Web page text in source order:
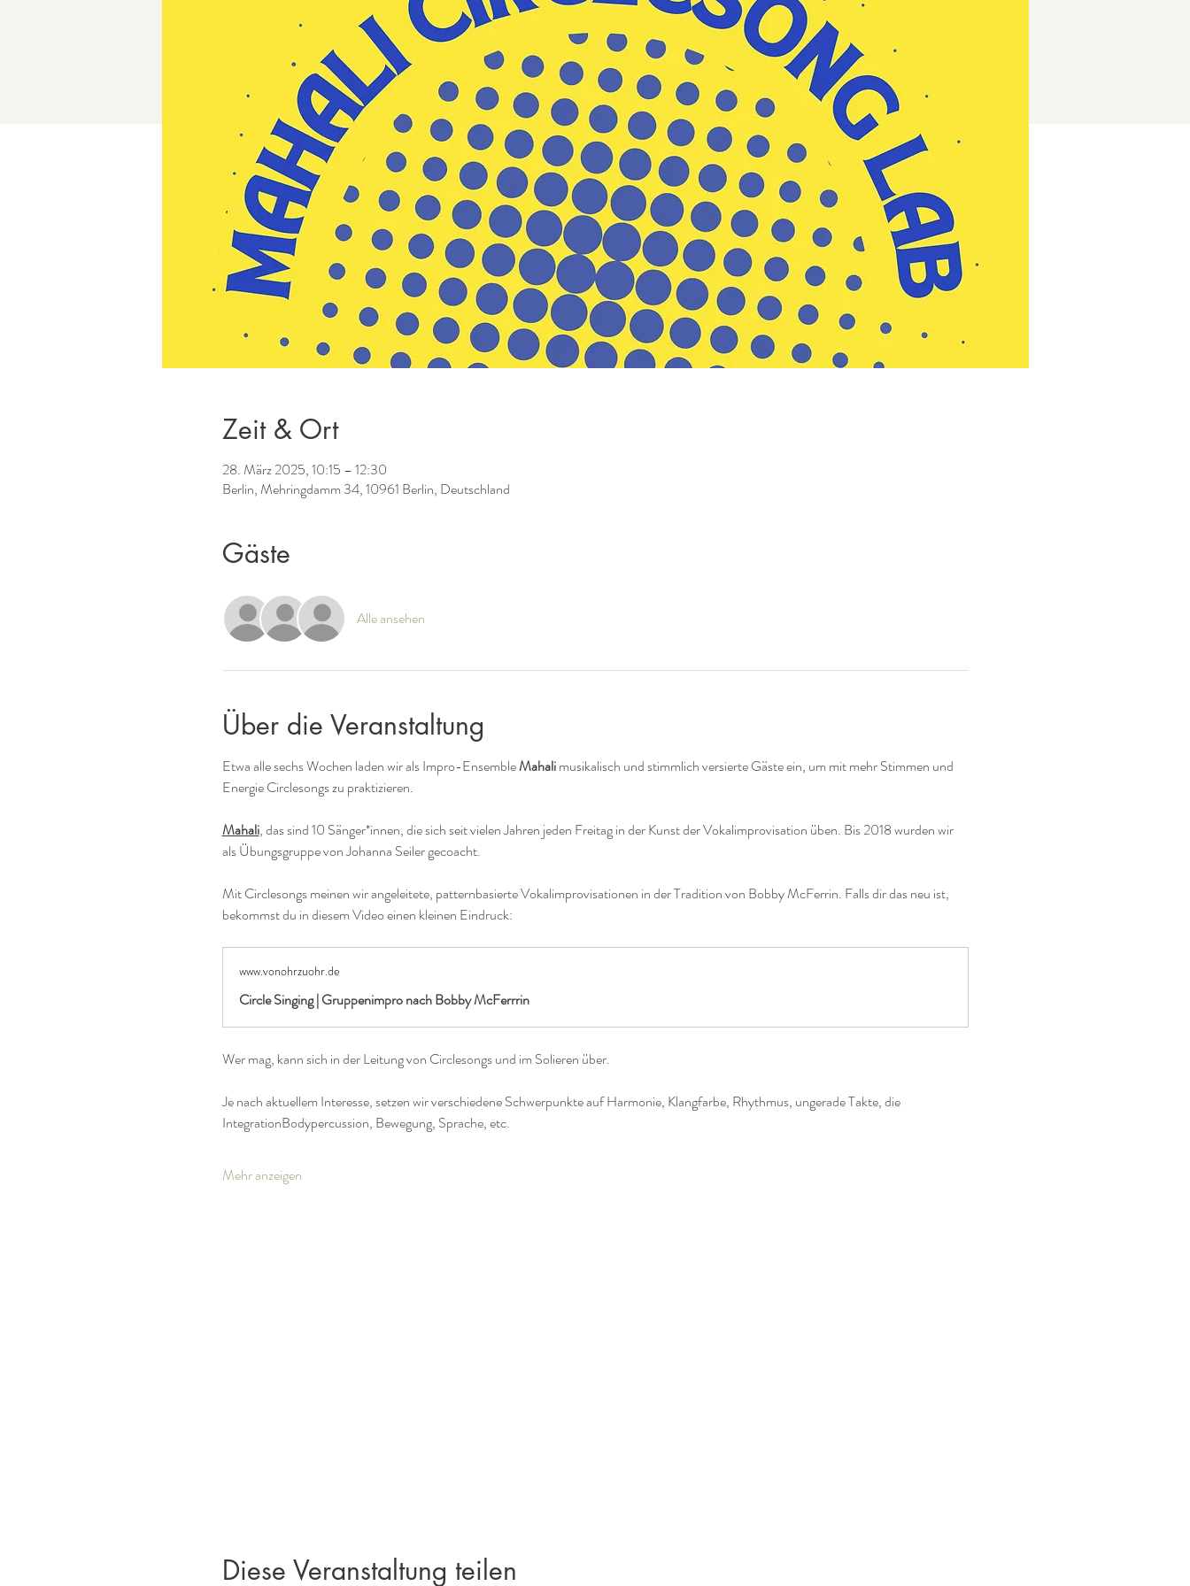
Zeit & Ort
28. März 2025, 10:15 – 12:30
Berlin, Mehringdamm 34, 10961 Berlin, Deutschland
Gäste
Alle ansehen
Über die Veranstaltung
Etwa alle sechs Wochen laden wir als Impro-Ensemble Mahali musikalisch und stimmlich versierte Gäste ein, um mit mehr Stimmen und
Energie Circlesongs zu praktizieren.
Mahali, das sind 10 Sänger*innen, die sich seit vielen Jahren jeden Freitag in der Kunst der Vokalimprovisation üben. Bis 2018 wurden wir
als Übungsgruppe von Johanna Seiler gecoacht.
Mit Circlesongs meinen wir angeleitete, patternbasierte Vokalimprovisationen in der Tradition von Bobby McFerrin. Falls dir das neu ist,
bekommst du in diesem Video einen kleinen Eindruck:
www.vonohrzuohr.de
Circle Singing | Gruppenimpro nach Bobby McFerrrin
Wer mag, kann sich in der Leitung von Circlesongs und im Solieren über.
Je nach aktuellem Interesse, setzen wir verschiedene Schwerpunkte auf Harmonie, Klangfarbe, Rhythmus, ungerade Takte, die
IntegrationBodypercussion, Bewegung, Sprache, etc.
Mehr anzeigen
Diese Veranstaltung teilen